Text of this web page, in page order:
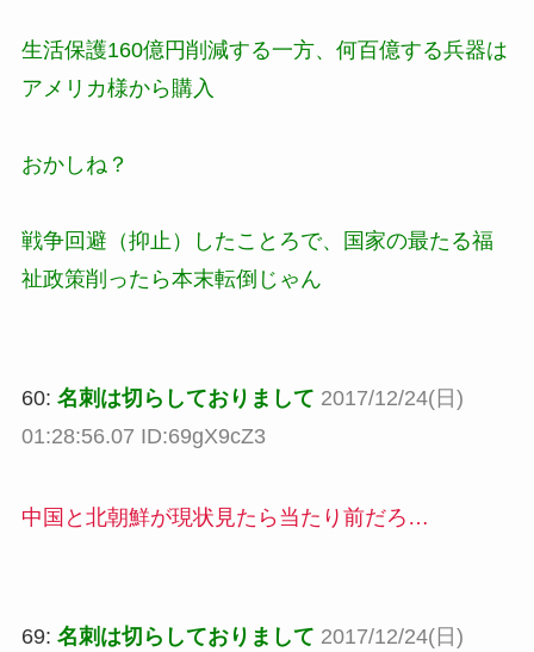
生活保護160億円削減する一方、何百億する兵器は
アメリカ様から購入
おかしね？
戦争回避（抑止）したことろで、国家の最たる福
祉政策削ったら本末転倒じゃん
60: 名刺は切らしておりまして 2017/12/24(日)
01:28:56.07 ID:69gX9cZ3
中国と北朝鮮が現状見たら当たり前だろ…
69: 名刺は切らしておりまして 2017/12/24(日)